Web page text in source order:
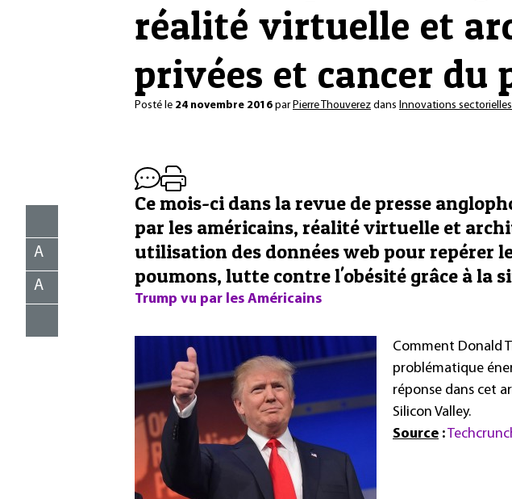
réalité virtuelle et
privées et cancer du
Posté le 24 novembre 2016 par Pierre Thouverez dans Innovations sectorielles
A
A
Ce mois-ci dans la revue de presse
par les américains, réalité virtuelle et
utilisation des données web pour repérer
poumons, lutte contre l'obésité grâce à la
Trump vu par les Américains
Comment Donald
problématique
réponse dans cet
Silicon Valley.
Source :